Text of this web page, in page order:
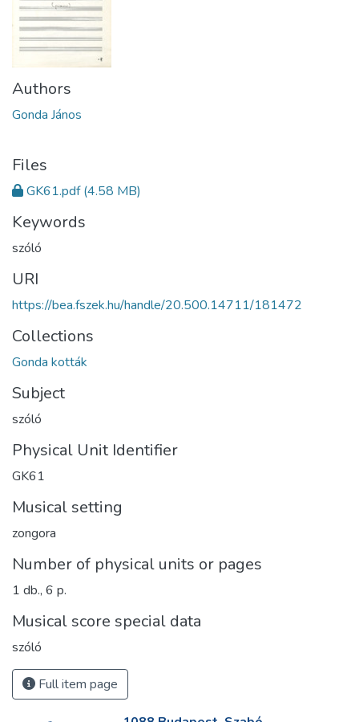
Authors
Gonda János
Files
GK61.pdf(4.58 MB)
Keywords
szóló
URI
https://bea.fszek.hu/handle/20.500.14711/181472
Collections
Gonda kották
Subject
szóló
Physical Unit Identifier
GK61
Musical setting
zongora
Number of physical units or pages
1 db., 6 p.
Musical score special data
szóló
Full item page